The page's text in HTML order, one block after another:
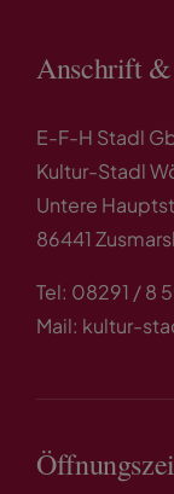
Anschrift
E-F-H Stadl
Kultur-Stadl
Untere
86441
Tel: 08291 / 8
Mail: kultur-